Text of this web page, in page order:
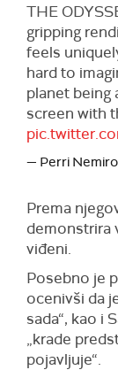
THE
gripping
feels
hard to
planet being
screen with
— Perri
Prema
demonstrira
viđeni.
Posebno je
ocenivši da
sada“, kao i
„krade
pojavljuje“.